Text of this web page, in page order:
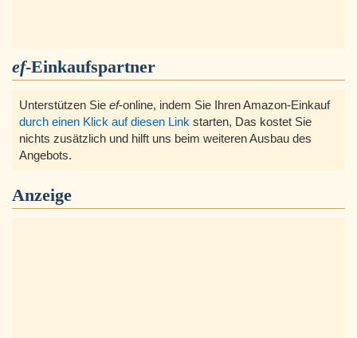
ef-Einkaufspartner
Unterstützen Sie ef-online, indem Sie Ihren Amazon-Einkauf
durch einen Klick auf diesen Link starten, Das kostet Sie
nichts zusätzlich und hilft uns beim weiteren Ausbau des
Angebots.
Anzeige